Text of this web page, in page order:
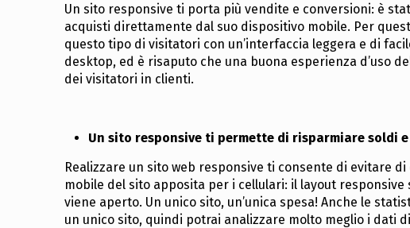
Un sito responsive ti porta più vendite e conversioni: è
acquisti direttamente dal suo dispositivo mobile. Per
questo tipo di visitatori con un’interfaccia leggera e di
desktop, ed è risaputo che una buona esperienza d’uso
dei visitatori in clienti.
Un sito responsive ti permette di risparmiare soldi
Realizzare un sito web responsive ti consente di evitare
mobile del sito apposita per i cellulari: il layout
viene aperto. Un unico sito, un’unica spesa! Anche le
un unico sito, quindi potrai analizzare molto meglio i dati